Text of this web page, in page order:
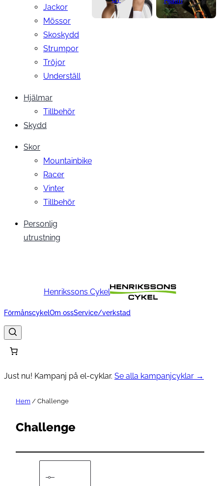
Jackor
Mössor
Skoskydd
Strumpor
Tröjor
Underställ
Hjälmar
Tillbehör
Skydd
Skor
Mountainbike
Racer
Vinter
Tillbehör
Personlig
utrustning
Henrikssons Cykel
FörmånscykelOm ossService/verkstad
Just nu! Kampanj på el-cyklar. Se alla kampanjcyklar →
Hem / Challenge
Challenge